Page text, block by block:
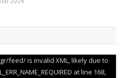
feed/ is invalid XML, likely due to
at line 168,